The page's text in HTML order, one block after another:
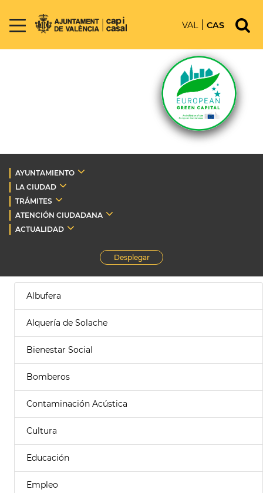
VAL CAS
AYUNTAMIENTO
LA CIUDAD
TRÁMITES
ATENCIÓN CIUDADANA
ACTUALIDAD
Desplegar
Albufera
Alquería de Solache
Bienestar Social
Bomberos
Contaminación Acústica
Cultura
Educación
Empleo